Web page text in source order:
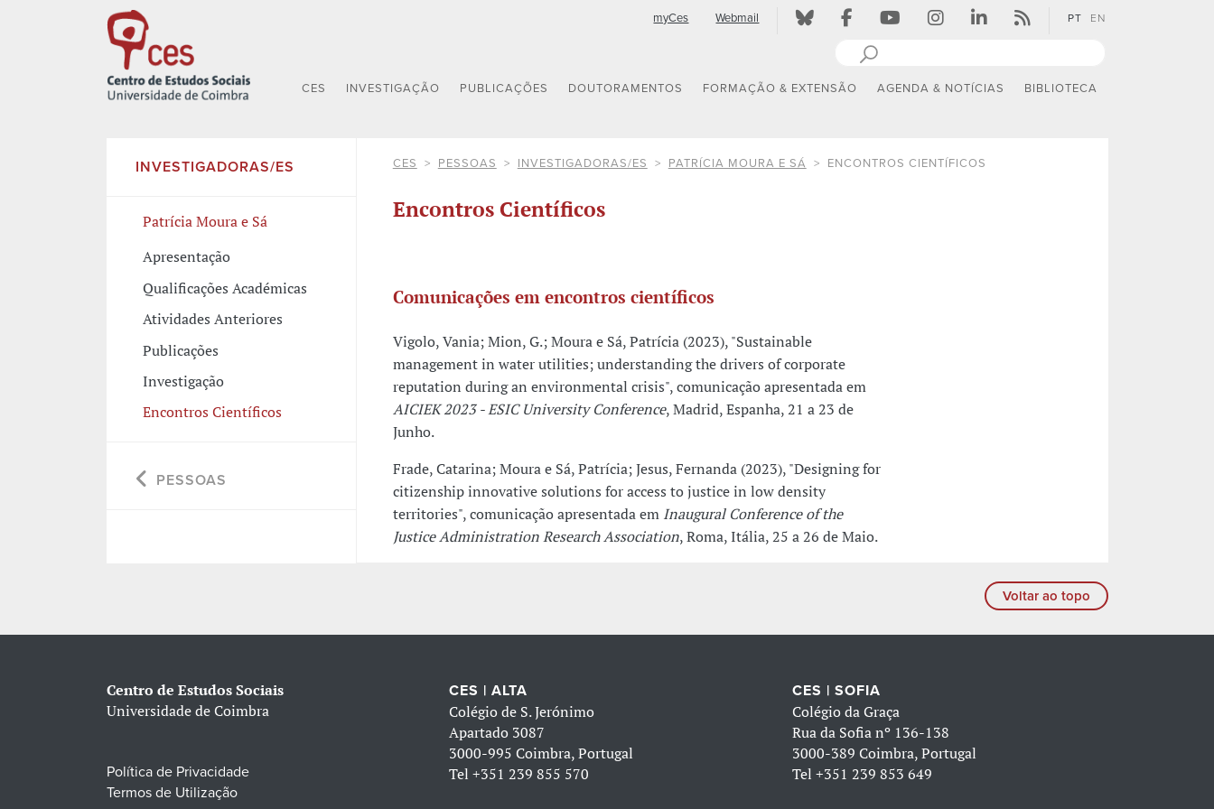
myCes Webmail PT EN
CES INVESTIGAÇÃO PUBLICAÇÕES DOUTORAMENTOS FORMAÇÃO & EXTENSÃO AGENDA & NOTÍCIAS BIBLIOTECA
INVESTIGADORAS/ES
Patrícia Moura e Sá
Apresentação
Qualificações Académicas
Atividades Anteriores
Publicações
Investigação
Encontros Científicos
PESSOAS
CES PESSOAS INVESTIGADORAS/ES PATRÍCIA MOURA E SÁ ENCONTROS CIENTÍFICOS
Encontros Científicos
Comunicações em encontros científicos
Vigolo, Vania; Mion, G.; Moura e Sá, Patrícia (2023), "Sustainable
management in water utilities; understanding the drivers of corporate
reputation during an environmental crisis", comunicação apresentada em
AICIEK 2023 - ESIC University Conference, Madrid, Espanha, 21 a 23 de
Junho.
Frade, Catarina; Moura e Sá, Patrícia; Jesus, Fernanda (2023), "Designing for
citizenship innovative solutions for access to justice in low density
territories", comunicação apresentada em Inaugural Conference of the
Justice Administration Research Association, Roma, Itália, 25 a 26 de Maio.
Voltar ao topo
Centro de Estudos Sociais
Universidade de Coimbra
Política de Privacidade
Termos de Utilização
CES | ALTA
Colégio de S. Jerónimo
Apartado 3087
3000-995 Coimbra, Portugal
Tel+351 239 855 570
CES | SOFIA
Colégio da Graça
Rua da Sofia nº 136-138
3000-389 Coimbra, Portugal
Tel +351 239 853 649